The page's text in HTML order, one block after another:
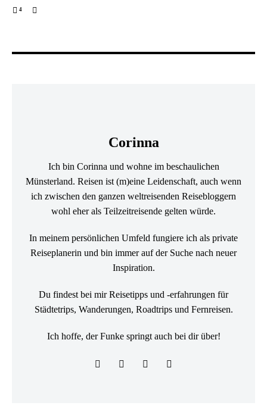
4
Corinna
Ich bin Corinna und wohne im beschaulichen
Münsterland. Reisen ist (m)eine Leidenschaft, auch wenn
ich zwischen den ganzen weltreisenden Reisebloggern
wohl eher als Teilzeitreisende gelten würde.
In meinem persönlichen Umfeld fungiere ich als private
Reiseplanerin und bin immer auf der Suche nach neuer
Inspiration.
Du findest bei mir Reisetipps und -erfahrungen für
Städtetrips, Wanderungen, Roadtrips und Fernreisen.
Ich hoffe, der Funke springt auch bei dir über!